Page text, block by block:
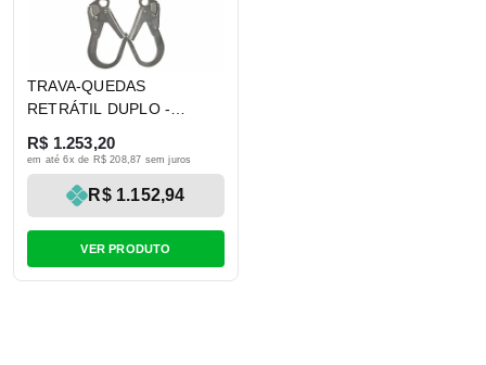
TRAVA-QUEDAS
RETRÁTIL DUPLO -
R$ 1.253,20
R$ 1.152,94
em até 6x de R$ 208,87 sem juros
VER PRODUTO